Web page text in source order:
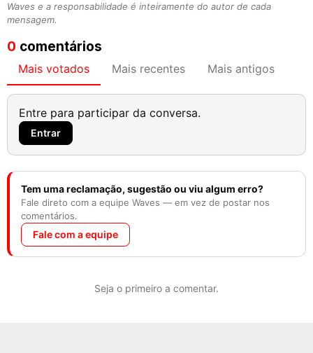
Waves e a responsabilidade é inteiramente do autor de cada
mensagem.
0 comentários
Mais votados Mais recentes Mais antigos
Entre para participar da conversa.
Entrar
Tem uma reclamação, sugestão ou viu algum erro?
Fale direto com a equipe Waves — em vez de postar nos
comentários.
Fale com a equipe
Seja o primeiro a comentar.